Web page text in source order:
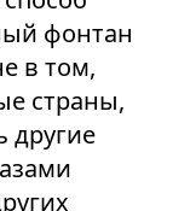
фонтан
в том,
страны,
другие